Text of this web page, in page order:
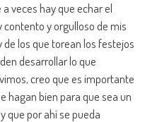
veces hay que echar el
y orgulloso de mis
los que torean los festejos
desarrollar lo que
creo que es importante
hagan bien para que sea un
que por ahí se pueda